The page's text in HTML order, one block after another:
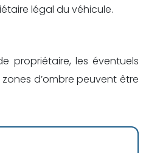
légal du véhicule.
propriétaire, les éventuels
d’ombre peuvent être